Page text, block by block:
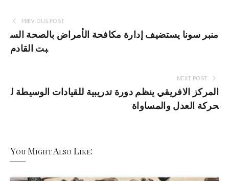
PREVIOUS POST
منبر سونا يستضيف إدارة مكافحة الأمراض بالصحة الس
بت القادم
NEXT POST
المركز الافريقي ينظم دورة تدريبية للقيادات الوسيطة ل
حركة العدل والمساواة
You Might Also Like: